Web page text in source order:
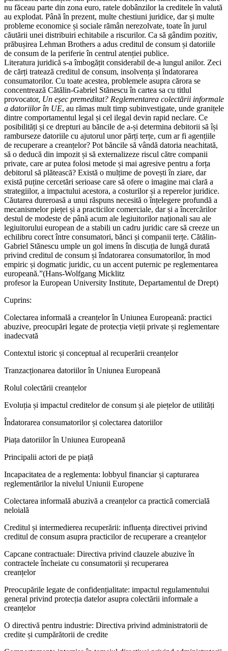
nu făceau parte din zona euro, ratele dobânzilor la creditele în valută
au explodat. Până în prezent, multe chestiuni juridice, dar și multe
probleme economice și sociale rămân nerezolvate, toate în jurul
căutării unei distribuiri echitabile a riscurilor. Ca să gândim pozitiv,
prăbușirea Lehman Brothers a adus creditul de consum și datoriile
de consum de la periferie în centrul atenției publice.
Literatura juridică s‑a îmbogățit considerabil de‑a lungul anilor. Zeci
de cărți tratează creditul de consum, insolvența și îndatorarea
consumatorilor. Cu toate acestea, problemele asupra cărora se
concentrează Cătălin-Gabriel Stănescu în cartea sa cu titlul
provocator, Un eșec premeditat? Reglementarea colectării informale
a datoriilor în UE, au rămas mult timp subinvestigate, unde granițele
dintre comportamentul legal și cel ilegal devin rapid neclare. Ce
posibilități și ce drepturi au băncile de a‑și determina debitorii să își
ramburseze datoriile cu ajutorul unor părți terțe, cum ar fi agențiile
de recuperare a creanțelor? Pot băncile să vândă datoria neachitată,
să o deducă din impozit și să externalizeze riscul către companii
private, care ar putea folosi metode și mai agresive pentru a forța
debitorul să plătească? Există o mulțime de povești în ziare, dar
există puține cercetări serioase care să ofere o imagine mai clară a
strategiilor, a impactului acestora, a costurilor și a reperelor juridice.
Căutarea dureroasă a unui răspuns necesită o înțelegere profundă a
mecanismelor pieței și a practicilor comerciale, dar și a încercărilor
destul de modeste de până acum ale legiuitorilor naționali sau ale
legiuitorului european de a stabili un cadru juridic care să creeze un
echilibru corect între consumatori, bănci și companii terțe. Cătălin-
Gabriel Stănescu umple un gol imens în discuția de lungă durată
privind creditul de consum și îndatorarea consumatorilor, în mod
empiric și dogmatic juridic, cu un accent puternic pe reglementarea
europeană.”(Hans‑Wolfgang Micklitz
profesor la European University Institute, Departamentul de Drept)
Cuprins:
Colectarea informală a creanțelor în Uniunea Europeană: practici
abuzive, preocupări legate de protecția vieții private și reglementare
inadecvată
Contextul istoric și conceptual al recuperării creanțelor
Tranzacționarea datoriilor în Uniunea Europeană
Rolul colectării creanțelor
Evoluția și impactul creditelor de consum și ale piețelor de utilități
Îndatorarea consumatorilor și colectarea datoriilor
Piața datoriilor în Uniunea Europeană
Principalii actori de pe piață
Incapacitatea de a reglementa: lobbyul financiar și capturarea
reglementărilor la nivelul Uniunii Europene
Colectarea informală abuzivă a creanțelor ca practică comercială
neloială
Creditul și intermedierea recuperării: influența directivei privind
creditul de consum asupra practicilor de recuperare a creanțelor
Capcane contractuale: Directiva privind clauzele abuzive în
contractele încheiate cu consumatorii și recuperarea
creanțelor
Preocupările legate de confidențialitate: impactul regulamentului
general privind protecția datelor asupra colectării informale a
creanțelor
O directivă pentru industrie: Directiva privind administratorii de
credite și cumpărătorii de credite